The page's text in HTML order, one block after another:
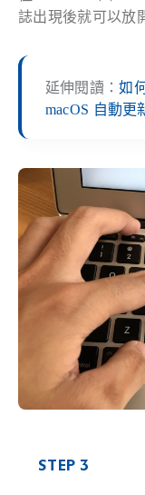
誌出現後就可以放
延伸閱讀：如
macOS 自動
STEP 3